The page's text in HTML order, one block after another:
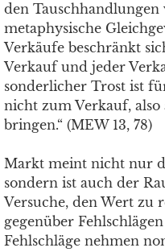
den Tauschhandlungen
metaphysische
Verkäufe beschränkt
Verkauf und jeder
sonderlicher Trost ist
nicht zum Verkauf,
bringen.“ (MEW 13, 78)
Markt meint nicht nur
sondern ist auch der
Versuche, den Wert zu
gegenüber
Fehlschläge nehmen